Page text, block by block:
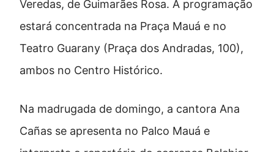
Veredas, de Guimarães Rosa. A programação
estará concentrada na Praça Mauá e no
Teatro Guarany (Praça dos Andradas, 100),
ambos no Centro Histórico.
Na madrugada de domingo, a cantora Ana
Cañas se apresenta no Palco Mauá e